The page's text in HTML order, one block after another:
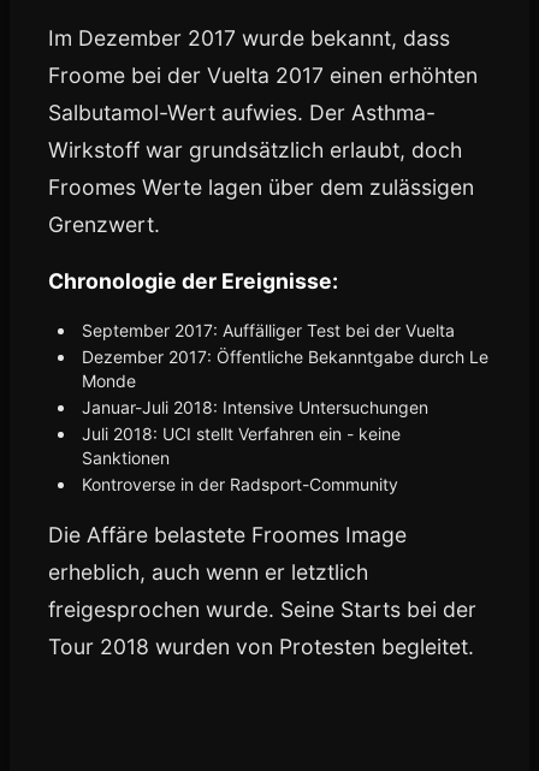
Im Dezember 2017 wurde bekannt, dass
Froome bei der Vuelta 2017 einen erhöhten
Salbutamol-Wert aufwies. Der Asthma-
Wirkstoff war grundsätzlich erlaubt, doch
Froomes Werte lagen über dem zulässigen
Grenzwert.
Chronologie der Ereignisse:
September 2017: Auffälliger Test bei der Vuelta
Dezember 2017: Öffentliche Bekanntgabe durch Le
Monde
Januar-Juli 2018: Intensive Untersuchungen
Juli 2018: UCI stellt Verfahren ein - keine
Sanktionen
Kontroverse in der Radsport-Community
Die Affäre belastete Froomes Image
erheblich, auch wenn er letztlich
freigesprochen wurde. Seine Starts bei der
Tour 2018 wurden von Protesten begleitet.